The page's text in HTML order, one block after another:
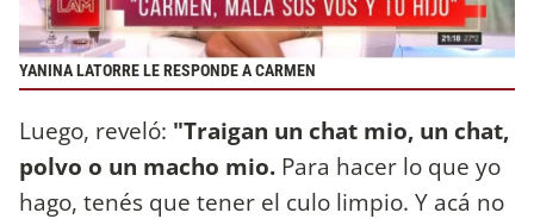
YANINA LATORRE LE RESPONDE A CARMEN
Luego, reveló: "Traigan un chat mio, un chat,
polvo o un macho mio. Para hacer lo que yo
hago, tenés que tener el culo limpio. Y acá no